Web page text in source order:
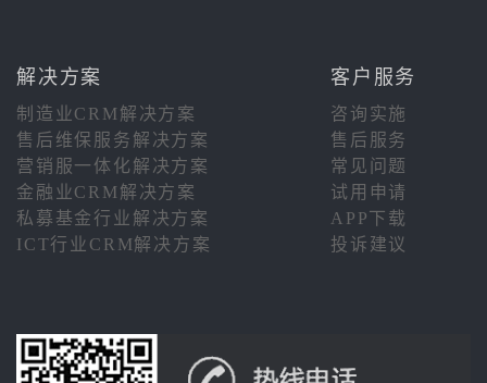
解决方案 客户服务
制造业CRM解决方案
咨询实施
售后维保服务解决方案
售后服务
营销服一体化解决方案
常见问题
金融业CRM解决方案
试用申请
私募基金行业解决方案
APP下载
ICT行业CRM解决方案
投诉建议